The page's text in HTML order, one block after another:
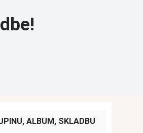
ALBUM, SKLADBU